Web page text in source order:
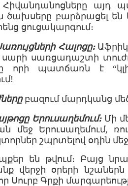
այդ
ծախսերը բարձրացել
ցուցակարգում։
Հալոցը։
սարի սառցադաշտի
որի պատճառն է
բազում մարդկանց
Երուսաղեմում։Մի
մեջ Երուսաղեմում,
շպրտելով օդին
են թվում։ Բայց
վերջի օրերի
Սուրբ Գրքի